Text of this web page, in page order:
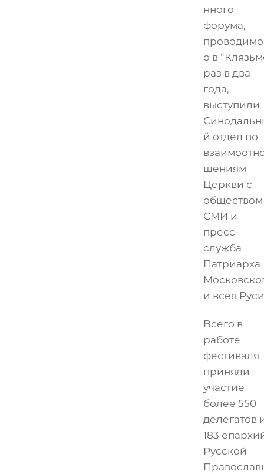
нного
форума,
о в
раз в два
года,
выступили
й отдел по
шениям
Церкви с
СМИ и
пресс-
служба
Патриарха
и всея
Всего в
работе
фестиваля
приняли
участие
более 550
делегатов
183
Русской